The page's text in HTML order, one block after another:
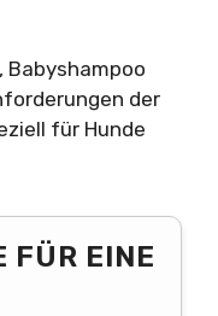
der
für Hunde
FÜR EINE